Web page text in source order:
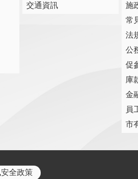
交通資訊
施
常
法
公
促
庫
金
員
市
全政策